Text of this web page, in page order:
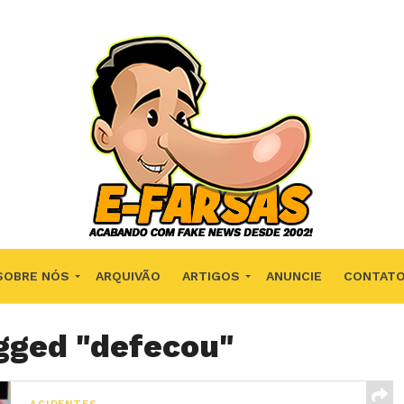
NÓS ARQUIVÃO ARTIGOS ANUNCIE CONTATO
"defecou"